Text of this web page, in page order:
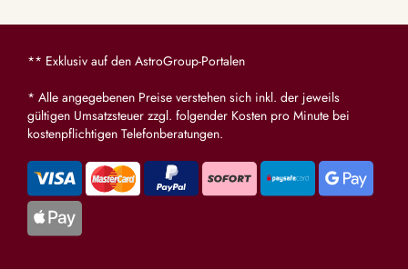
** Exklusiv auf den AstroGroup-Portalen
* Alle angegebenen Preise verstehen sich inkl. der jeweils
gültigen Umsatzsteuer zzgl. folgender Kosten pro Minute bei
kostenpflichtigen Telefonberatungen.